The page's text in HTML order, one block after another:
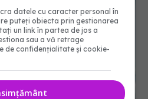
lung asupra sistemului
semnificative
datele cu caracter personal în
puteți obiecta prin gestionarea
un link în partea de jos a
sau a vă retrage
de confidențialitate și cookie-